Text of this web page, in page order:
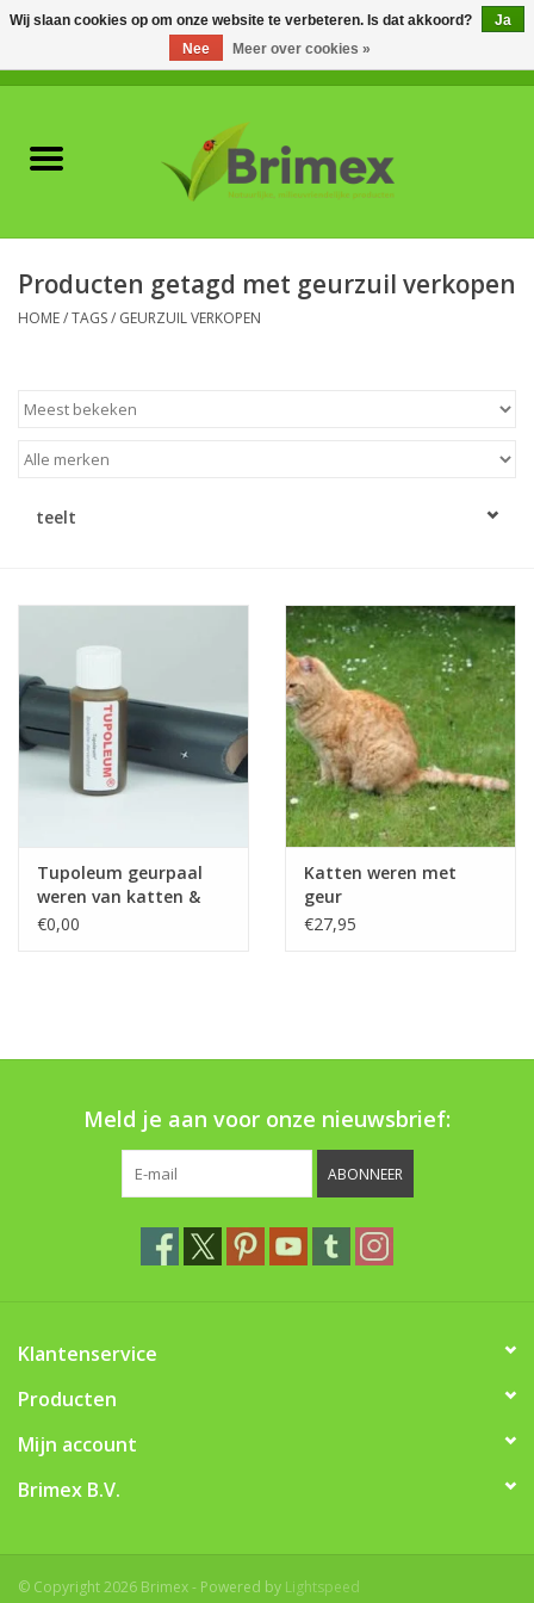
Plagen & Ziekten
Meststoffen en
Bestuiving
Brimex kaarten
Vallen
Onkruid & Reiniging
Merken
Producten getagd met geurzuil verkopen
HOME/TAGS/ GEURZUIL VERKOPEN
teelt
Tupoleum geurpaal
weren van katten &
konijnen
€0,00
Katten weren met
geur
€27,95
Meld je aan voor onze nieuwsbrief:
ABONNEER
Klantenservice
Producten
Mijn account
Brimex B.V.
© Copyright 2026 Brimex - Powered by Lightspeed
Wij slaan cookies op om onze website te verbeteren. Is dat akkoord?
Ja
Nee
Meer over cookies »